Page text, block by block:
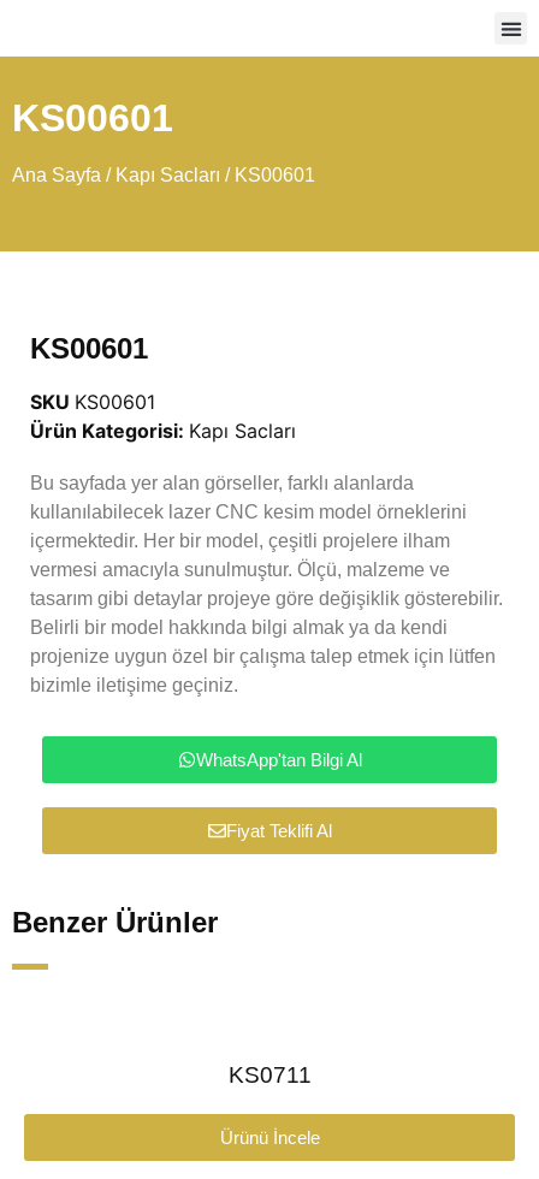
KS00601
Ana Sayfa / Kapı Sacları / KS00601
KS00601
SKU KS00601
Ürün Kategorisi: Kapı Sacları
Bu sayfada yer alan görseller, farklı alanlarda
kullanılabilecek lazer CNC kesim model örneklerini
içermektedir. Her bir model, çeşitli projelere ilham
vermesi amacıyla sunulmuştur. Ölçü, malzeme ve
tasarım gibi detaylar projeye göre değişiklik gösterebilir.
Belirli bir model hakkında bilgi almak ya da kendi
projenize uygun özel bir çalışma talep etmek için lütfen
bizimle iletişime geçiniz.
WhatsApp'tan Bilgi Al
Fiyat Teklifi Al
Benzer Ürünler
KS0711
Ürünü İncele